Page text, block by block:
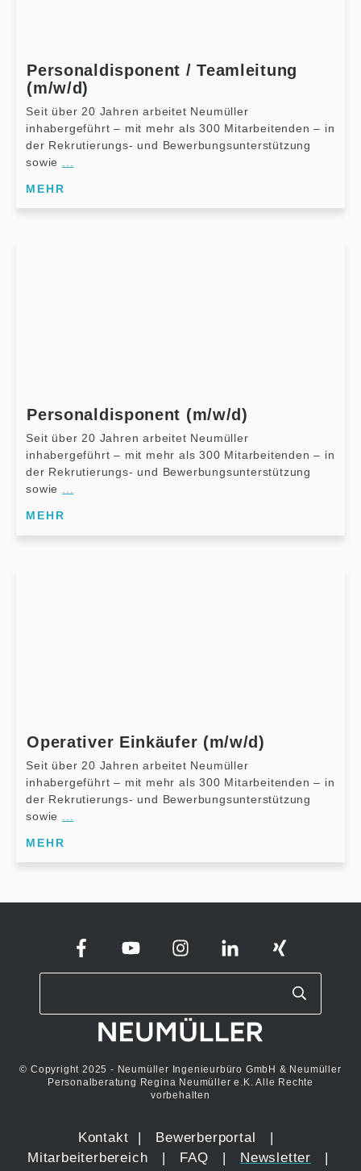
Personaldisponent / Teamleitung
(m/w/d)
Seit über 20 Jahren arbeitet Neumüller
inhabergeführt – mit mehr als 300 Mitarbeitenden – in
der Rekrutierungs- und Bewerbungsunterstützung
sowie
MEHR
Personaldisponent (m/w/d)
Seit über 20 Jahren arbeitet Neumüller
inhabergeführt – mit mehr als 300 Mitarbeitenden – in
der Rekrutierungs- und Bewerbungsunterstützung
sowie ...
MEHR
Operativer Einkäufer (m/w/d)
Seit über 20 Jahren arbeitet Neumüller
inhabergeführt – mit mehr als 300 Mitarbeitenden – in
der Rekrutierungs- und Bewerbungsunterstützung
sowie
MEHR
© Copyright 2025 - Neumüller Ingenieurbüro GmbH & Neumüller
Personalberatung Regina Neumüller e.K. Alle Rechte
vorbehalten
Kontakt | Bewerberportal |
Mitarbeiterbereich
| FAQ | Newsletter |